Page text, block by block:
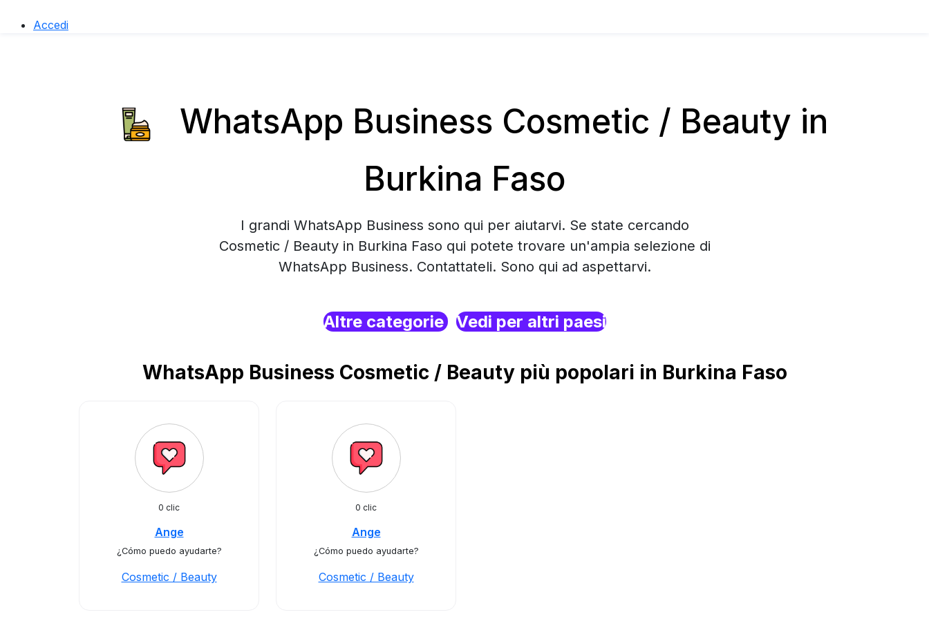
Accedi
WhatsApp Business Cosmetic / Beauty in
Burkina Faso
I grandi WhatsApp Business sono qui per aiutarvi. Se state cercando
Cosmetic / Beauty in Burkina Faso qui potete trovare un'ampia selezione di
WhatsApp Business. Contattateli. Sono qui ad aspettarvi.
Altre categorie Vedi per altri paesi
WhatsApp Business Cosmetic / Beauty più popolari in Burkina Faso
0 clic
Ange
¿Cómo puedo ayudarte?
Cosmetic / Beauty
0 clic
Ange
¿Cómo puedo ayudarte?
Cosmetic / Beauty